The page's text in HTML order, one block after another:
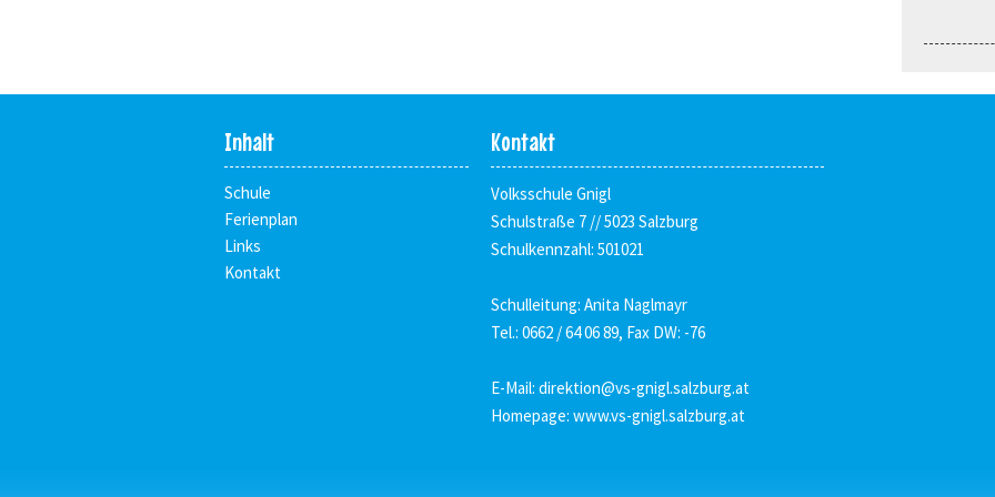
Inhalt
Schule
Ferienplan
Links
Kontakt
Kontakt
Volksschule Gnigl
Schulstraße 7 // 5023 Salzburg
Schulkennzahl: 501021
Schulleitung: Anita Naglmayr
Tel.: 0662 / 64 06 89, Fax DW: -76
E-Mail: direktion@vs-gnigl.salzburg.at
Homepage: www.vs-gnigl.salzburg.at